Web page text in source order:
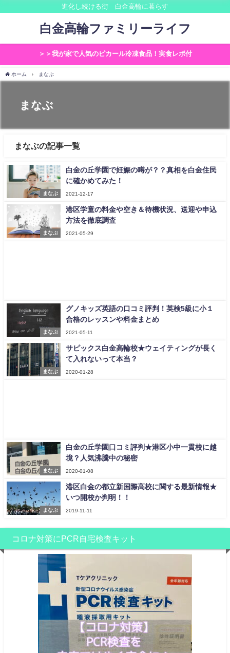
進化し続ける街 白金高輪に暮らす
白金高輪ファミリーライフ
＞＞我が家で人気のピカール冷凍食品！実食レポ付
ホーム まなぶ
まなぶ
まなぶの記事一覧
まなぶ
白金の丘学園で妊娠の噂が？？真相を白金住民
に確かめてみた！
2021-12-17
まなぶ
港区学童の料金や空き＆待機状況、送迎や申込
方法を徹底調査
2021-05-29
まなぶ
グノキッズ英語の口コミ評判！英検5級に小１
合格のレッスンや料金まとめ
2021-05-11
まなぶ
サピックス白金高輪校★ウェイティングが長く
て入れないって本当？
2020-01-28
まなぶ
白金の丘学園口コミ評判★港区小中一貫校に越
境？人気沸騰中の秘密
2020-01-08
まなぶ
港区白金の都立新国際高校に関する最新情報★
いつ開校か判明！！
2019-11-11
コロナ対策にPCR自宅検査キット